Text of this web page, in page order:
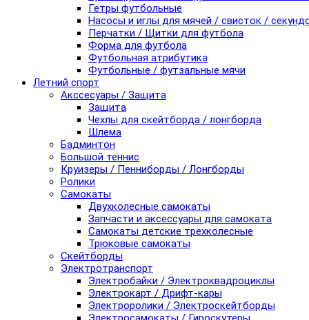
Гетры футбольные
Насосы и иглы для мячей / свисток /
Перчатки / Щитки для футбола
Форма для футбола
Футбольная атрибутика
Футбольные / футзальные мячи
Летний спорт
Акссесуары / Защита
Защита
Чехлы для скейтборда / лонгборда
Шлема
Бадминтон
Большой теннис
Круизеры / Пенниборды / Лонгборды
Ролики
Самокаты
Двухколесные самокаты
Запчасти и аксессуары для самоката
Самокаты детские трехколесные
Трюковые самокаты
Скейтборды
Электротранспорт
Электробайки / Электроквадроциклы
Электрокарт / Дрифт-кары
Электроролики / Электроскейтборды